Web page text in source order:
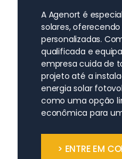
A Agenort é
solares,
personalizadas.
qualificada e
empresa cuida de
projeto até a
energia solar
como uma opção
econômica para
> ENTRE EM